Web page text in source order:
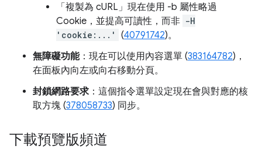
「複製為 cURL」 現在使用 -b 屬性略過
Cookie，並提高可讀性，而非 -H
'cookie:...'
(40791742)。
無障礙功能：現在可以使用內容選單 (383164782)，
在面板內向左或向右移動分頁。
封鎖網路要求 ：這個指令選單設定現在會與對應的核
取方塊 (378058733) 同步。
下載預覽版頻道